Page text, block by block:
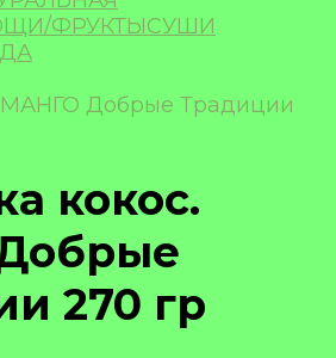
ФРУКТЫСУШИ
МАНГО Добрые Традиции
кокос.
270 гр